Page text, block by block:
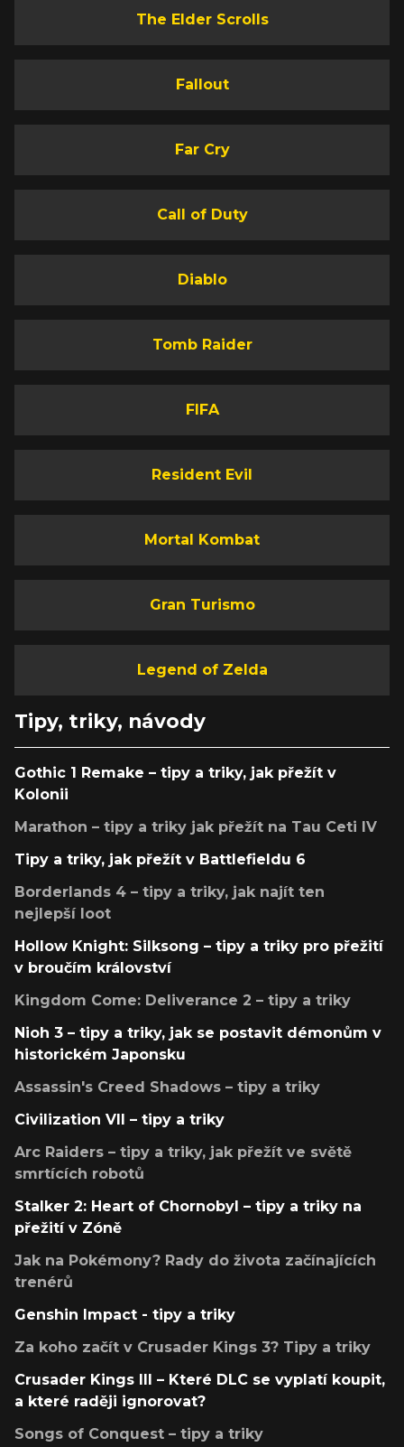
The Elder Scrolls
Fallout
Far Cry
Call of Duty
Diablo
Tomb Raider
FIFA
Resident Evil
Mortal Kombat
Gran Turismo
Legend of Zelda
Tipy, triky, návody
Gothic 1 Remake – tipy a triky, jak přežít v
Kolonii
Marathon – tipy a triky jak přežít na Tau Ceti IV
Tipy a triky, jak přežít v Battlefieldu 6
Borderlands 4 – tipy a triky, jak najít ten
nejlepší loot
Hollow Knight: Silksong – tipy a triky pro přežití
v broučím království
Kingdom Come: Deliverance 2 – tipy a triky
Nioh 3 – tipy a triky, jak se postavit démonům v
historickém Japonsku
Assassin's Creed Shadows – tipy a triky
Civilization VII – tipy a triky
Arc Raiders – tipy a triky, jak přežít ve světě
smrtících robotů
Stalker 2: Heart of Chornobyl – tipy a triky na
přežití v Zóně
Jak na Pokémony? Rady do života začínajících
trenérů
Genshin Impact - tipy a triky
Za koho začít v Crusader Kings 3? Tipy a triky
Crusader Kings III – Které DLC se vyplatí koupit,
a které raději ignorovat?
Songs of Conquest – tipy a triky